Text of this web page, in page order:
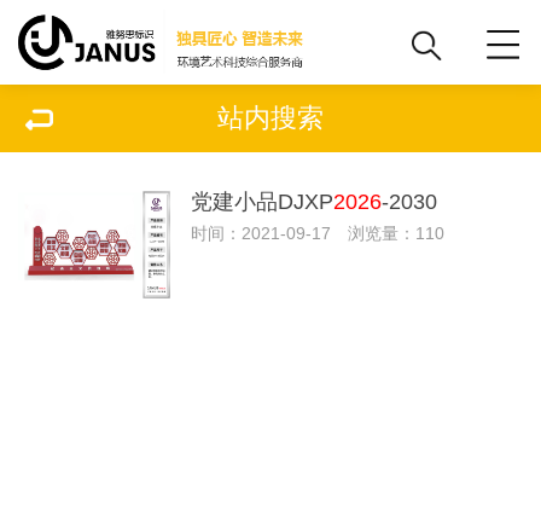
站内搜索
党建小品DJXP2026-2030
时间：2021-09-17 浏览量：110